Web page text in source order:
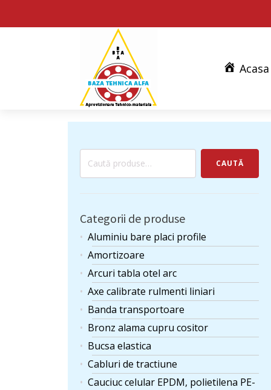
Acasa
Caută
CAUTĂ
Categorii de produse
Aluminiu bare placi profile
Amortizoare
Arcuri tabla otel arc
Axe calibrate rulmenti liniari
Banda transportoare
Bronz alama cupru cositor
Bucsa elastica
Cabluri de tractiune
Cauciuc celular EPDM, polietilena PE-